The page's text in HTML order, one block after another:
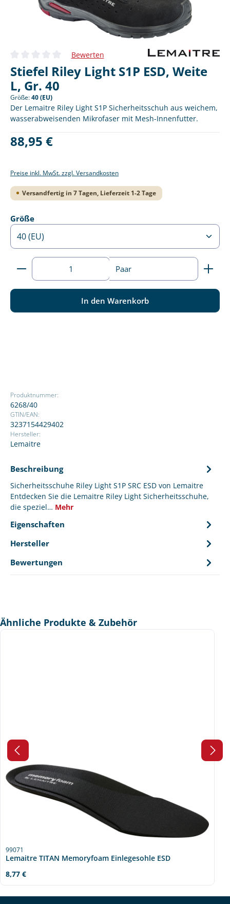
Durchschnittliche Bewertung von 0 von 5 Sternen
Bewerten
Stiefel Riley Light S1P ESD, Weite
L, Gr. 40
Größe:40 (EU)
Der Lemaitre Riley Light S1P Sicherheitsschuh aus weichem,
wasserabweisenden Mikrofaser mit Mesh-Innenfutter.
Regulärer Preis:
88,95 €
Preise inkl. MwSt. zzgl. Versandkosten
Versandfertig in 7 Tagen, Lieferzeit 1-2 Tage
Größeauswählen
Produkt Anzahl: Gib den gewünschten Wert ein
Paar
In den Warenkorb
Produktnummer:
6268/40
GTIN/EAN:
3237154429402
Hersteller:
Lemaitre
Beschreibung
Sicherheitsschuhe Riley Light S1P SRC ESD von Lemaitre
Entdecken Sie die Lemaitre Riley Light Sicherheitsschuhe,
die speziel… Mehr
Eigenschaften
Hersteller
Bewertungen
Produktgalerie überspringen
Ähnliche Produkte & Zubehör
99071
Lemaitre TITAN Memoryfoam Einlegesohle ESD
Regulärer Preis:
8,77 €